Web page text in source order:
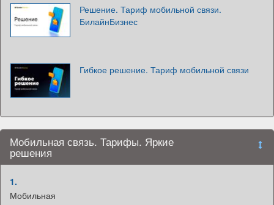
Решение. Тариф мобильной связи.
БилайнБизнес
Гибкое решение. Тариф мобильной связи
Мобильная связь. Тарифы. Яркие
решения
1.
Мобильная